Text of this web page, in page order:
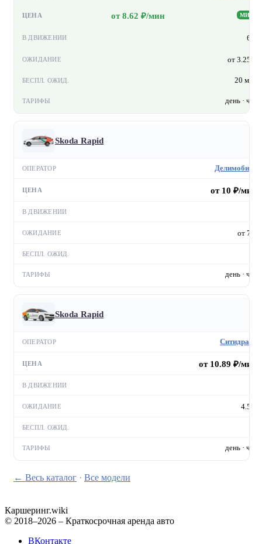
от 8.62 ₽/мин МИН
6 ₽
от 3.25 ₽
20 мин
день · час
Skoda Rapid
Делимобиль
от 10 ₽/мин
от 7 ₽
день · час
Skoda Rapid
Ситидрайв
от 10.89 ₽/мин
4.5 ₽
день · час
← Весь каталог · Все модели
Каршеринг.wiki
© 2018–2026 – Краткосрочная аренда авто
ВКонтакте